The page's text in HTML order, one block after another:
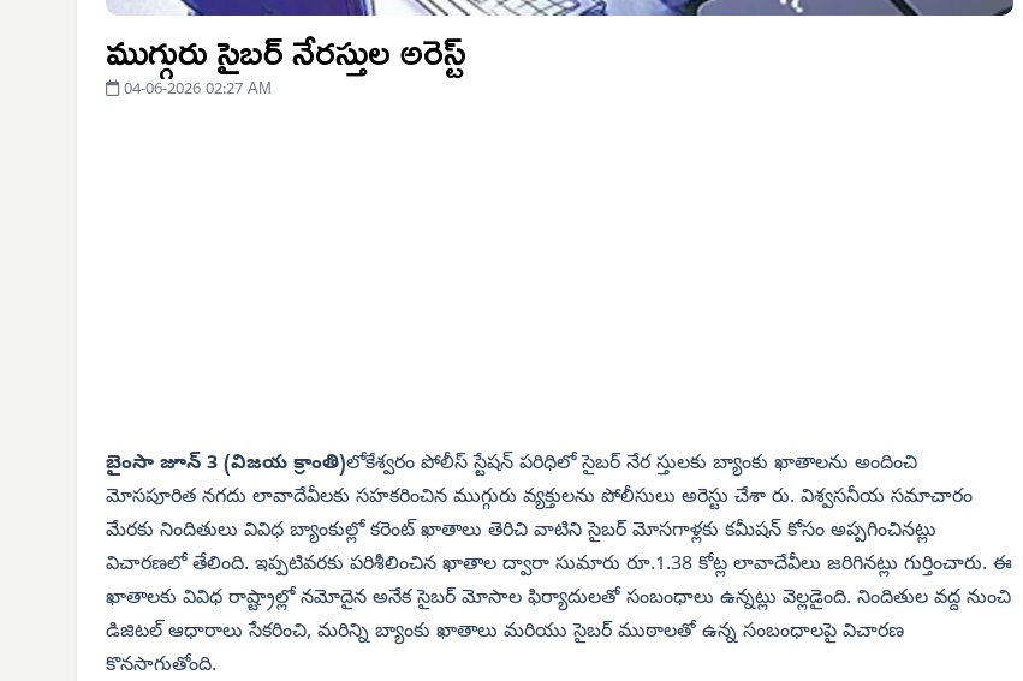
ముగ్గురు సైబర్ నేరస్తుల అరెస్ట్
04-06-2026 02:27 AM
బైంసా జూన్ 3 (విజయ క్రాంతి)లోకేశ్వరం పోలీస్ స్టేషన్ పరిధిలో సైబర్ నేర స్తులకు బ్యాంకు ఖాతాలను అందించి
మోసపూరిత నగదు లావాదేవీలకు సహకరించిన ముగ్గురు వ్యక్తులను పోలీసులు అరెస్టు చేశా రు. విశ్వసనీయ సమాచారం
మేరకు నిందితులు వివిధ బ్యాంకుల్లో కరెంట్ ఖాతాలు తెరిచి వాటిని సైబర్ మోసగాళ్లకు కమీషన్ కోసం అప్పగించినట్లు
విచారణలో తేలింది. ఇప్పటివరకు పరిశీలించిన ఖాతాల ద్వారా సుమారు రూ.1.38 కోట్ల లావాదేవీలు జరిగినట్లు గుర్తించారు. ఈ
ఖాతాలకు వివిధ రాష్ట్రాల్లో నమోదైన అనేక సైబర్ మోసాల ఫిర్యాదులతో సంబంధాలు ఉన్నట్లు వెల్లడైంది. నిందితుల వద్ద నుంచి
డిజిటల్ ఆధారాలు సేకరించి, మరిన్ని బ్యాంకు ఖాతాలు మరియు సైబర్ ముఠాలతో ఉన్న సంబంధాలపై విచారణ
కొనసాగుతోంది.